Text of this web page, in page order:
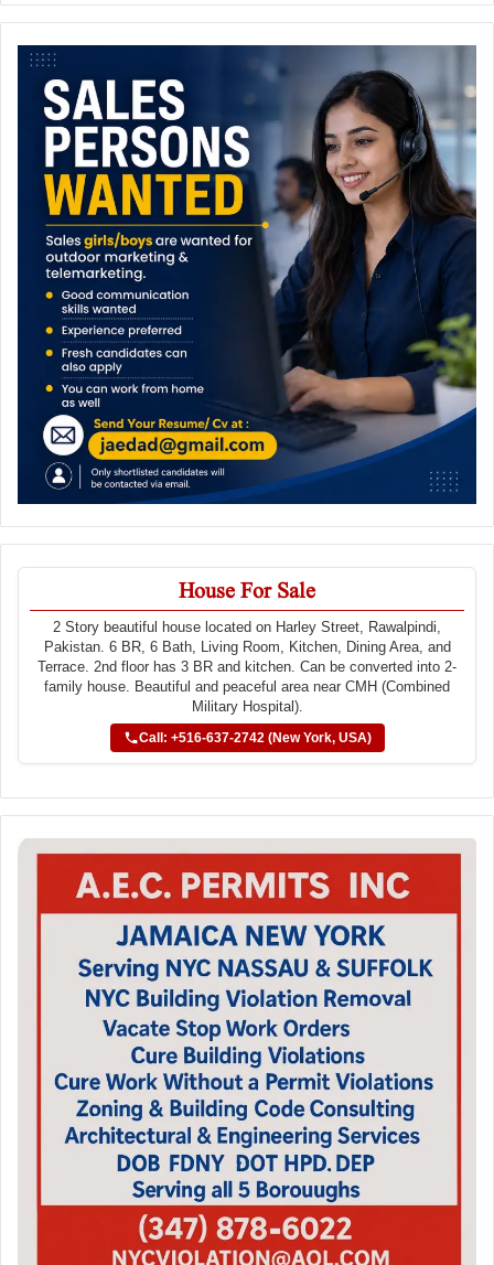
House For Sale
2 Story beautiful house located on Harley Street, Rawalpindi,
Pakistan. 6 BR, 6 Bath, Living Room, Kitchen, Dining Area, and
Terrace. 2nd floor has 3 BR and kitchen. Can be converted into 2-
family house. Beautiful and peaceful area near CMH (Combined
Military Hospital).
Call: +516-637-2742 (New York, USA)